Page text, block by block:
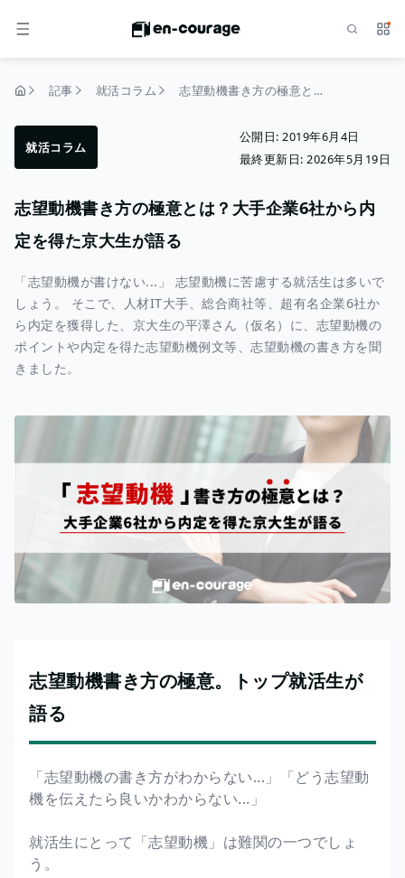
メニュー サ
記事 就活コラム 志望動機書き方の極意とは？大手企業6社から内定を得た京大生が語る
就活コラム
公開日: 2019年6月4日
最終更新日: 2026年5月19日
志望動機書き方の極意とは？大手企業6社から内
定を得た京大生が語る
「志望動機が書けない...」 志望動機に苦慮する就活生は多いで
しょう。 そこで、人材IT大手、総合商社等、超有名企業6社か
ら内定を獲得した、京大生の平澤さん（仮名）に、志望動機の
ポイントや内定を得た志望動機例文等、志望動機の書き方を聞
きました。
志望動機書き方の極意。トップ就活生が
語る
「志望動機の書き方がわからない...」「どう志望動
機を伝えたら良いかわからない...」
就活生にとって「志望動機」は難関の一つでしょ
う。